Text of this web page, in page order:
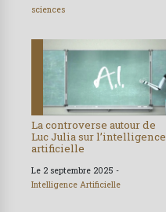
sciences
La controverse autour de
Luc Julia sur l’intelligence
artificielle
Le 2 septembre 2025 -
Intelligence Artificielle